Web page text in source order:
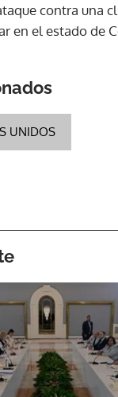
contra una
en el estado de
UNIDOS